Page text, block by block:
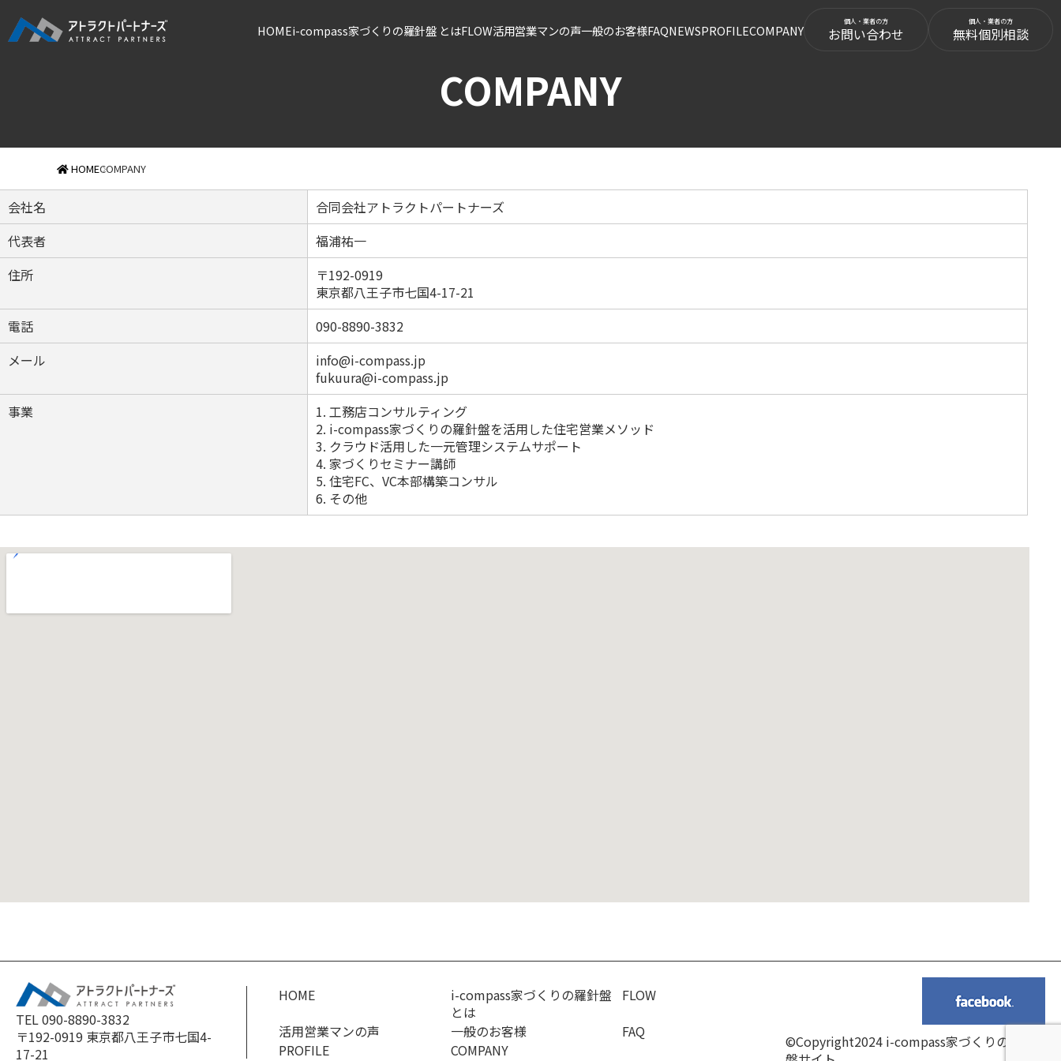
HOMEi-compass家づくりの羅針盤 とはFLOW活用営業マンの声一般のお客様FAQNEWSPROFILECOMPANY お問い合わせ 無料個別相談
COMPANY
HOMECOMPANY
会社名
合同会社アトラクトパートナーズ
代表者
福浦祐一
住所
〒192-0919
東京都八王子市七国4-17-21
電話
090-8890-3832
メール
info@i-compass.jp
fukuura@i-compass.jp
事業
1. 工務店コンサルティング
2. i-compass家づくりの羅針盤を活用した住宅営業メソッド
3. クラウド活用した一元管理システムサポート
4. 家づくりセミナー講師
5. 住宅FC、VC本部構築コンサル
6. その他
TEL 090-8890-3832
〒192-0919 東京都八王子市七国4-
17-21
HOME
i-compass家づくりの羅針盤
とは
FLOW
活用営業マンの声
一般のお客様
FAQ
PROFILE
COMPANY
©Copyright2024 i-compass家づくりの羅針